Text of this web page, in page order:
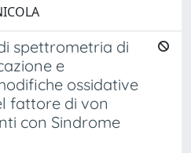
spettrometria di
e
ossidative
fattore di von
con Sindrome